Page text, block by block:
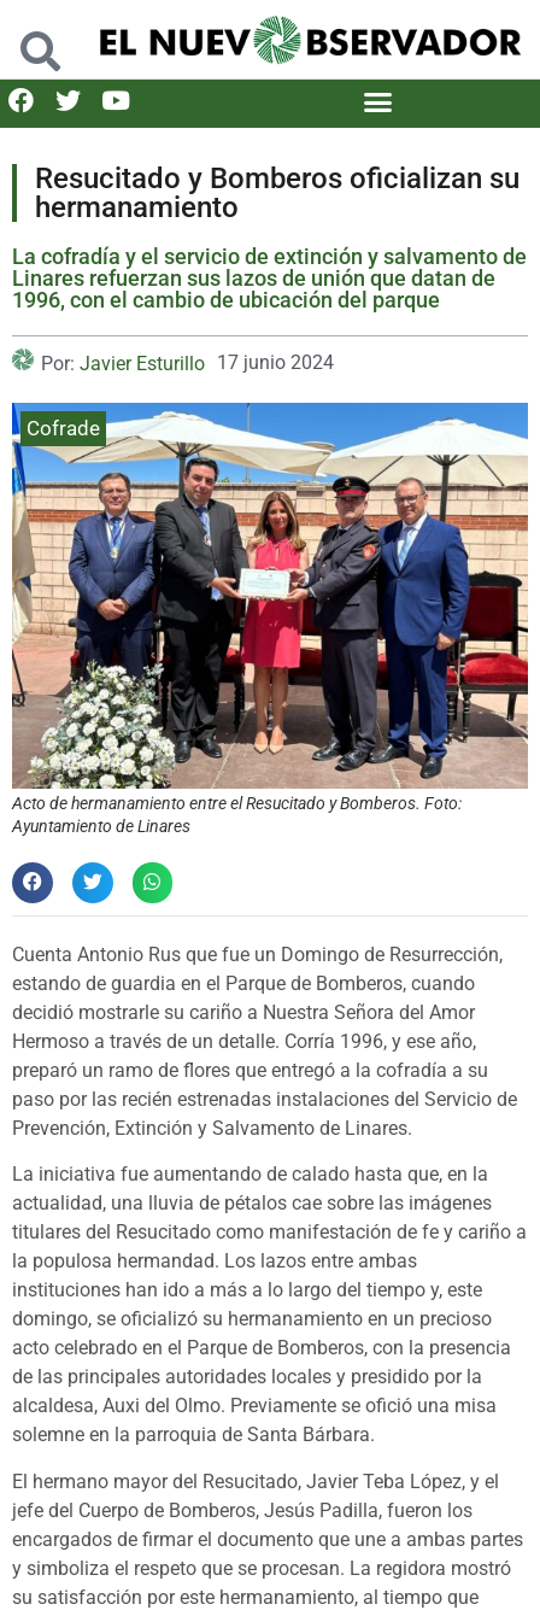
Resucitado y Bomberos oficializan su
hermanamiento
La cofradía y el servicio de extinción y salvamento de
Linares refuerzan sus lazos de unión que datan de
1996, con el cambio de ubicación del parque
Por: Javier Esturillo 17 junio 2024
Cofrade
Acto de hermanamiento entre el Resucitado y Bomberos. Foto:
Ayuntamiento de Linares
Cuenta Antonio Rus que fue un Domingo de Resurrección,
estando de guardia en el Parque de Bomberos, cuando
decidió mostrarle su cariño a Nuestra Señora del Amor
Hermoso a través de un detalle. Corría 1996, y ese año,
preparó un ramo de flores que entregó a la cofradía a su
paso por las recién estrenadas instalaciones del Servicio de
Prevención, Extinción y Salvamento de Linares.
La iniciativa fue aumentando de calado hasta que, en la
actualidad, una lluvia de pétalos cae sobre las imágenes
titulares del Resucitado como manifestación de fe y cariño a
la populosa hermandad. Los lazos entre ambas
instituciones han ido a más a lo largo del tiempo y, este
domingo, se oficializó su hermanamiento en un precioso
acto celebrado en el Parque de Bomberos, con la presencia
de las principales autoridades locales y presidido por la
alcaldesa, Auxi del Olmo. Previamente se ofició una misa
solemne en la parroquia de Santa Bárbara.
El hermano mayor del Resucitado, Javier Teba López, y el
jefe del Cuerpo de Bomberos, Jesús Padilla, fueron los
encargados de firmar el documento que une a ambas partes
y simboliza el respeto que se procesan. La regidora mostró
su satisfacción por este hermanamiento, al tiempo que